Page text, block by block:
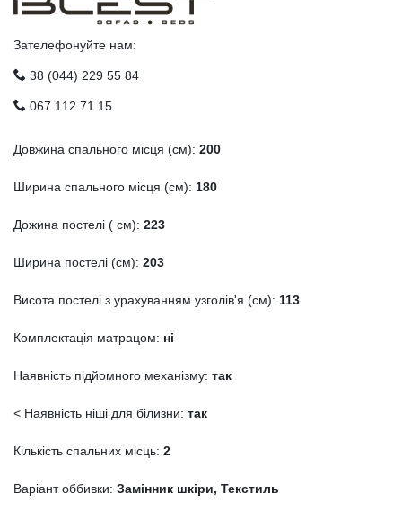
Зателефонуйте нам:
38 (044) 229 55 84
067 112 71 15
Довжина спального місця (см): 200
Ширина спального місця (см): 180
Дожина постелі ( см): 223
Ширина постелі (см): 203
Висота постелі з урахуванням узголів'я (см): 113
Комплектація матрацом: ні
Наявність підйомного механізму: так
< Наявність ніші для білизни: так
Кількість спальних місць: 2
Варіант оббивки: Замінник шкіри, Текстиль